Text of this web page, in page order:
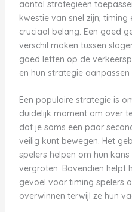
aantal strategieën
kwestie van snel zijn;
cruciaal belang. Een goed
verschil maken tussen
goed letten op de
en hun strategie
Een populaire strategie is
duidelijk moment om over
dat je soms een paar
veilig kunt bewegen. Het
spelers helpen om hun
vergroten. Bovendien helpt
gevoel voor timing spelers
overwinnen terwijl ze hun